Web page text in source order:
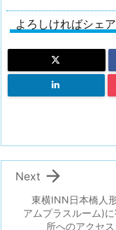
よろしければシェ
東横INN日本橋人
アムプラスルーム)
所へのアクセ

Next